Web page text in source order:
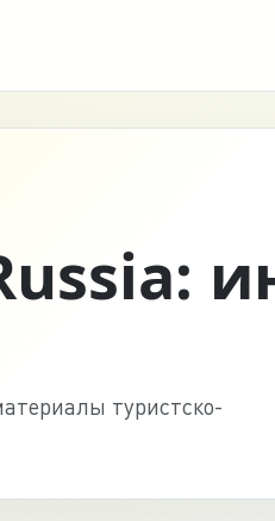
туристско-